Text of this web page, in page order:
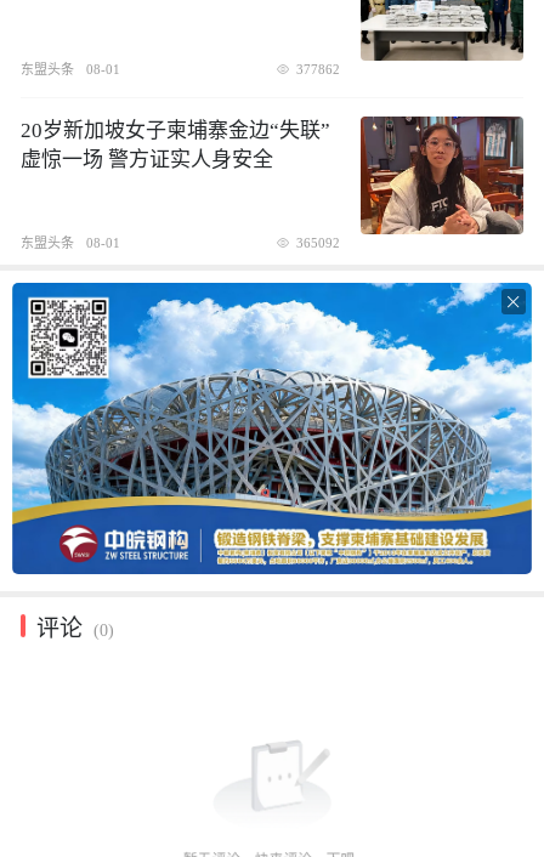
东盟头条 08-01 377862
20岁新加坡女子柬埔寨金边“失联”
虚惊一场 警方证实人身安全
东盟头条 08-01 365092

评论 (0)